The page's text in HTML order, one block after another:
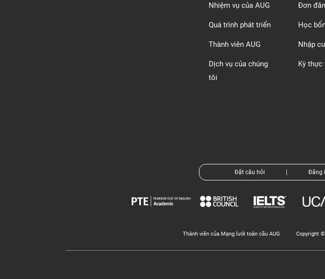
Nhiệm vụ của AUG
Quá trình phát triển
Thành viên AUG
Dịch vụ của chúng
tôi
Đơn
Học
Nhập
Kỳ thực
Đặt câu hỏi | Đăng
Thành viên của Mạng lưới toàn cầu AUG Copyright